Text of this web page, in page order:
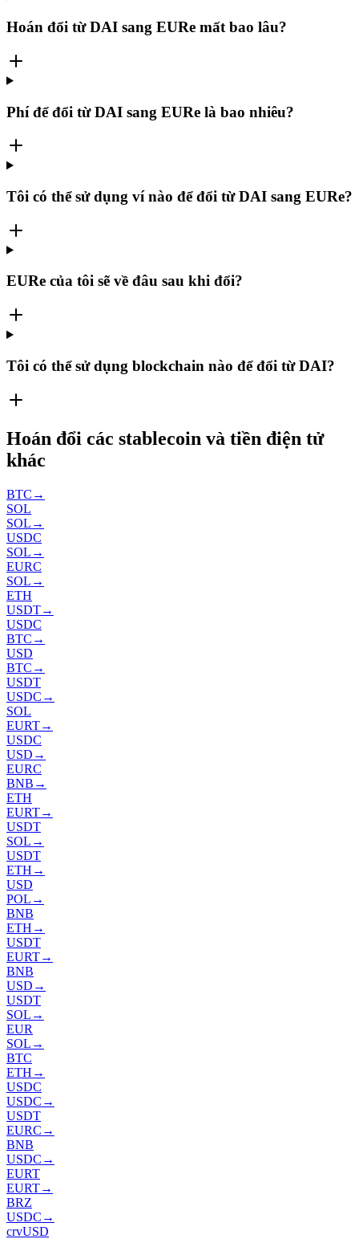
Hoán đổi từ DAI sang EURe mất bao lâu?
Phí để đổi từ DAI sang EURe là bao nhiêu?
Tôi có thể sử dụng ví nào để đổi từ DAI sang EURe?
EURe của tôi sẽ về đâu sau khi đổi?
Tôi có thể sử dụng blockchain nào để đổi từ DAI?
Hoán đổi các stablecoin và tiền điện tử
khác
BTC →
SOL
SOL →
USDC
SOL →
EURC
SOL →
ETH
USDT→
USDC
BTC →
USD
BTC →
USDT
USDC →
SOL
EURT→
USDC
USD →
EURC
BNB →
ETH
EURT→
USDT
SOL →
USDT
ETH →
USD
POL →
BNB
ETH →
USDT
EURT→
BNB
USD →
USDT
SOL →
EUR
SOL →
BTC
ETH →
USDC
USDC →
USDT
EURC →
BNB
USDC →
EURT
EURT→
BRZ
USDC →
crvUSD